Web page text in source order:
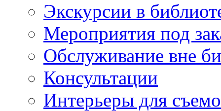
Экскурсии в
Мероприятия под
Обслуживание вне
Консультации
Интерьеры для